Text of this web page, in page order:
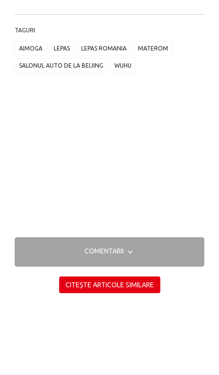
TAGURI
AIMOGA LEPAS LEPAS ROMANIA MATEROM
SALONUL AUTO DE LA BEIJING WUHU
COMENTARII
CITEȘTE ARTICOLE SIMILARE